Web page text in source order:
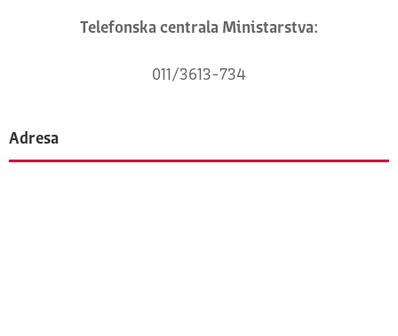
Telefonska centrala Ministarstva:
011/3613-734
Adresa